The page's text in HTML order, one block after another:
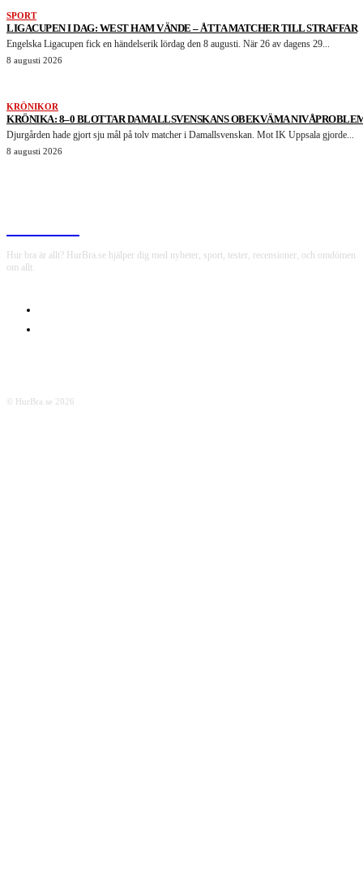
SPORT
LIGACUPEN I DAG: WEST HAM VÄNDE – ÅTTA MATCHER TILL STRAFFAR
Engelska Ligacupen fick en händelserik lördag den 8 augusti. När 26 av dagens 29...
8 augusti 2026
KRÖNIKOR
KRÖNIKA: 8–0 BLOTTAR DAMALLSVENSKANS OBEKVÄMA
Djurgården hade gjort sju mål på tolv matcher i Damallsvenskan. Mot IK Uppsala gjorde...
8 augusti 2026
Hur bra är allt? HurBra.se hjälper dig med nyheter, sport, tester, recensioner, och omdömen
om allt.
© HurBra.se 2026